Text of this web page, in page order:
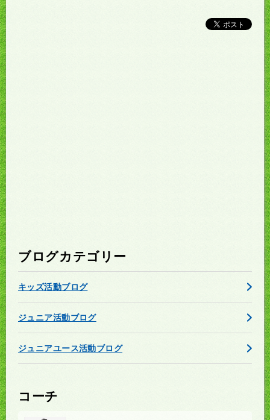
ブログカテゴリー
キッズ活動ブログ
ジュニア活動ブログ
ジュニアユース活動ブログ
コーチ